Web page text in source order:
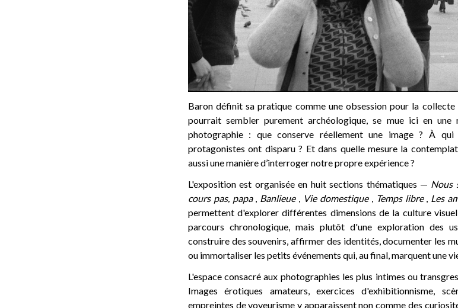
Baron définit sa pratique comme une obsession pour la
pourrait sembler purement archéologique, se mue ici en
photographie : que conserve réellement une image ? À
protagonistes ont disparu ? Et dans quelle mesure la
aussi une manière d’interroger notre propre expérience ?
L'exposition est organisée en huit sections thématiques — Nous
cours pas, papa, Banlieue, Vie domestique, Temps libre, Les
permettent d'explorer différentes dimensions de la culture
parcours chronologique, mais plutôt d'une exploration des
construire des souvenirs, affirmer des identités, documenter les
ou immortaliser les petits événements qui, au final, marquent une
L'espace consacré aux photographies les plus intimes ou
Images érotiques amateurs, exercices d'exhibitionnisme,
empreintes de voyeurisme y apparaissent non comme des